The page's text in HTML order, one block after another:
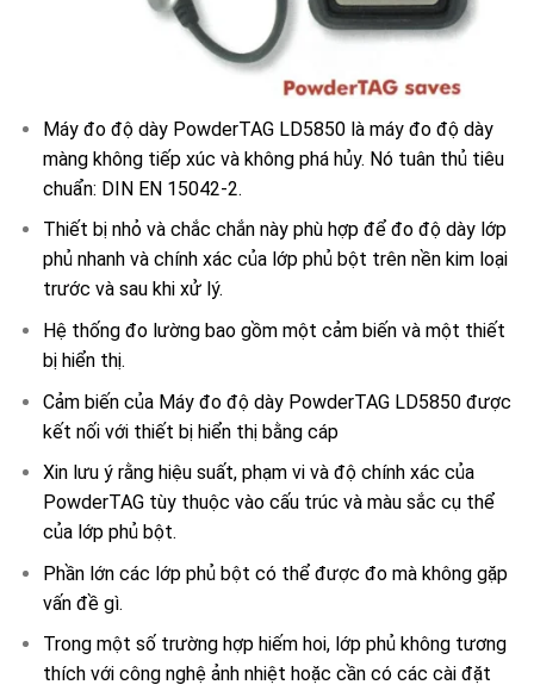
Máy đo độ dày PowderTAG LD5850 là máy đo độ dày
màng không tiếp xúc và không phá hủy. Nó tuân thủ tiêu
chuẩn: DIN EN 15042-2.
Thiết bị nhỏ và chắc chắn này phù hợp để đo độ dày lớp
phủ nhanh và chính xác của lớp phủ bột trên nền kim loại
trước và sau khi xử lý.
Hệ thống đo lường bao gồm một cảm biến và một thiết
bị hiển thị.
Cảm biến của Máy đo độ dày PowderTAG LD5850 được
kết nối với thiết bị hiển thị bằng cáp
Xin lưu ý rằng hiệu suất, phạm vi và độ chính xác của
PowderTAG tùy thuộc vào cấu trúc và màu sắc cụ thể
của lớp phủ bột.
Phần lớn các lớp phủ bột có thể được đo mà không gặp
vấn đề gì.
Trong một số trường hợp hiếm hoi, lớp phủ không tương
thích với công nghệ ảnh nhiệt hoặc cần có các cài đặt